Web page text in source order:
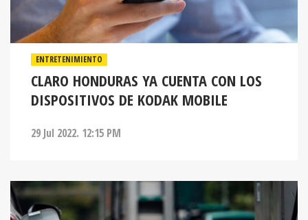
ENTRETENIMIENTO
CLARO HONDURAS YA CUENTA CON LOS
DISPOSITIVOS DE KODAK MOBILE
29 Jul 2022. 12:15 PM